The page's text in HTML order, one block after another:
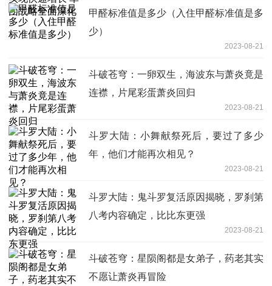
甲醛标准值是多少（入住甲醛标准值是多
少）
2023-08-21
斗破苍穹：一卵双生，海波东与萧炎竟是
连襟，片尾彩蛋萧炎回归
2023-08-21
斗罗大陆：小舞献祭死后，要过了多少
年，他们才能再次相见？
2023-08-21
斗罗大陆：鬼斗罗复活原因揭晓，罗刹第
八考内容确定，比比东更强
2023-08-21
斗破苍穹：星陨阁都是女弟子，药老其实
不愿让萧炎再冒险